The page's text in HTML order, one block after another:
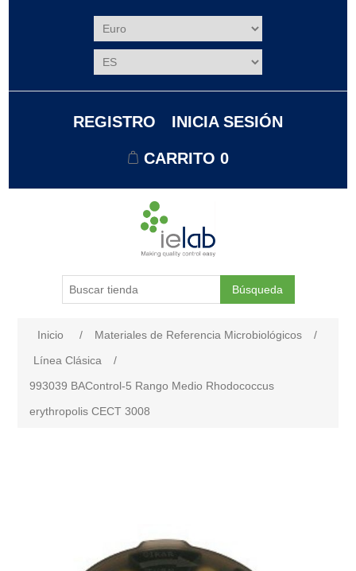
REGISTRO INICIA SESIÓN
CARRITO 0
Búsqueda
Inicio / Materiales de Referencia Microbiológicos
/
Línea Clásica
/
993039 BAControl-5 Rango Medio Rhodococcus
erythropolis CECT 3008